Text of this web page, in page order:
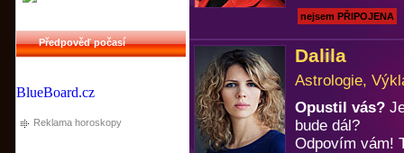
Předpověď počasí
BlueBoard.cz
Reklama horoskopy
nejsem PŘIPOJENA
Dalila
Astrologie,
Opustil vás?
bude dál?
Odpovím vám!